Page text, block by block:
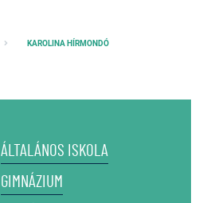
KAROLINA HÍRMONDÓ
ÁLTALÁNOS ISKOLA
GIMNÁZIUM